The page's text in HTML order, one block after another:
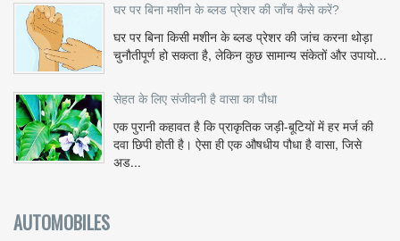
घर पर बिना मशीन के ब्लड प्रेशर की जाँच कैसे करें?
घर पर बिना किसी मशीन के ब्लड प्रेशर की जांच करना थोड़ा
चुनौतीपूर्ण हो सकता है, लेकिन कुछ सामान्य संकेतों और उपायो...
सेहत के लिए संजीवनी है वासा का पौधा
एक पुरानी कहावत है कि प्राकृतिक जड़ी-बूटियों में हर मर्ज की
दवा छिपी होती है। ऐसा ही एक औषधीय पौधा है वासा, जिसे
अड...
AUTOMOBILES